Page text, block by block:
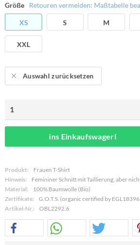
Größe Retouren vermeiden: Maßtabelle
XS S M
XXL
Auswahl zurücksetzen
ins Einkaufswagerl
Produkt:
Frauen T-Shirt
Hinweis:
Femininer Schnitt mit Taillierung, aber
Material:
100% Baumwolle (Bio)
Zertifikate:
G.O.T.S. (organic certified by
Artikel-Nr.:
OBL2292.6